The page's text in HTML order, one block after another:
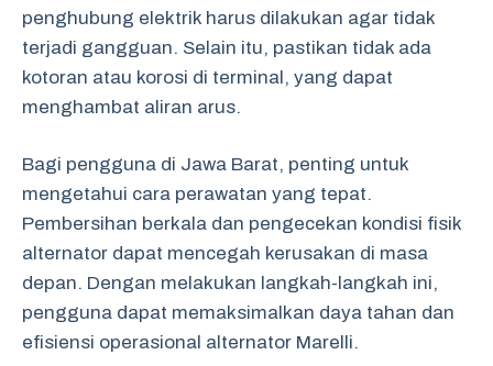
penghubung elektrik harus dilakukan agar tidak
terjadi gangguan. Selain itu, pastikan tidak ada
kotoran atau korosi di terminal, yang dapat
menghambat aliran arus.
Bagi pengguna di Jawa Barat, penting untuk
mengetahui cara perawatan yang tepat.
Pembersihan berkala dan pengecekan kondisi fisik
alternator dapat mencegah kerusakan di masa
depan. Dengan melakukan langkah-langkah ini,
pengguna dapat memaksimalkan daya tahan dan
efisiensi operasional alternator Marelli.